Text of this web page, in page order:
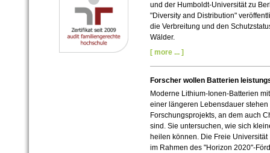
und der Humboldt-Universität zu
"Diversity and Distribution"
die Verbreitung und den
Wälder.
[ more ... ]
Forscher wollen Batterien
Moderne Lithium-Ionen-Batterien
einer längeren Lebensdauer
Forschungsprojekts, an dem auch
sind. Sie untersuchen, wie sich
heilen können. Die Freie
im Rahmen des "Horizon 2020"-